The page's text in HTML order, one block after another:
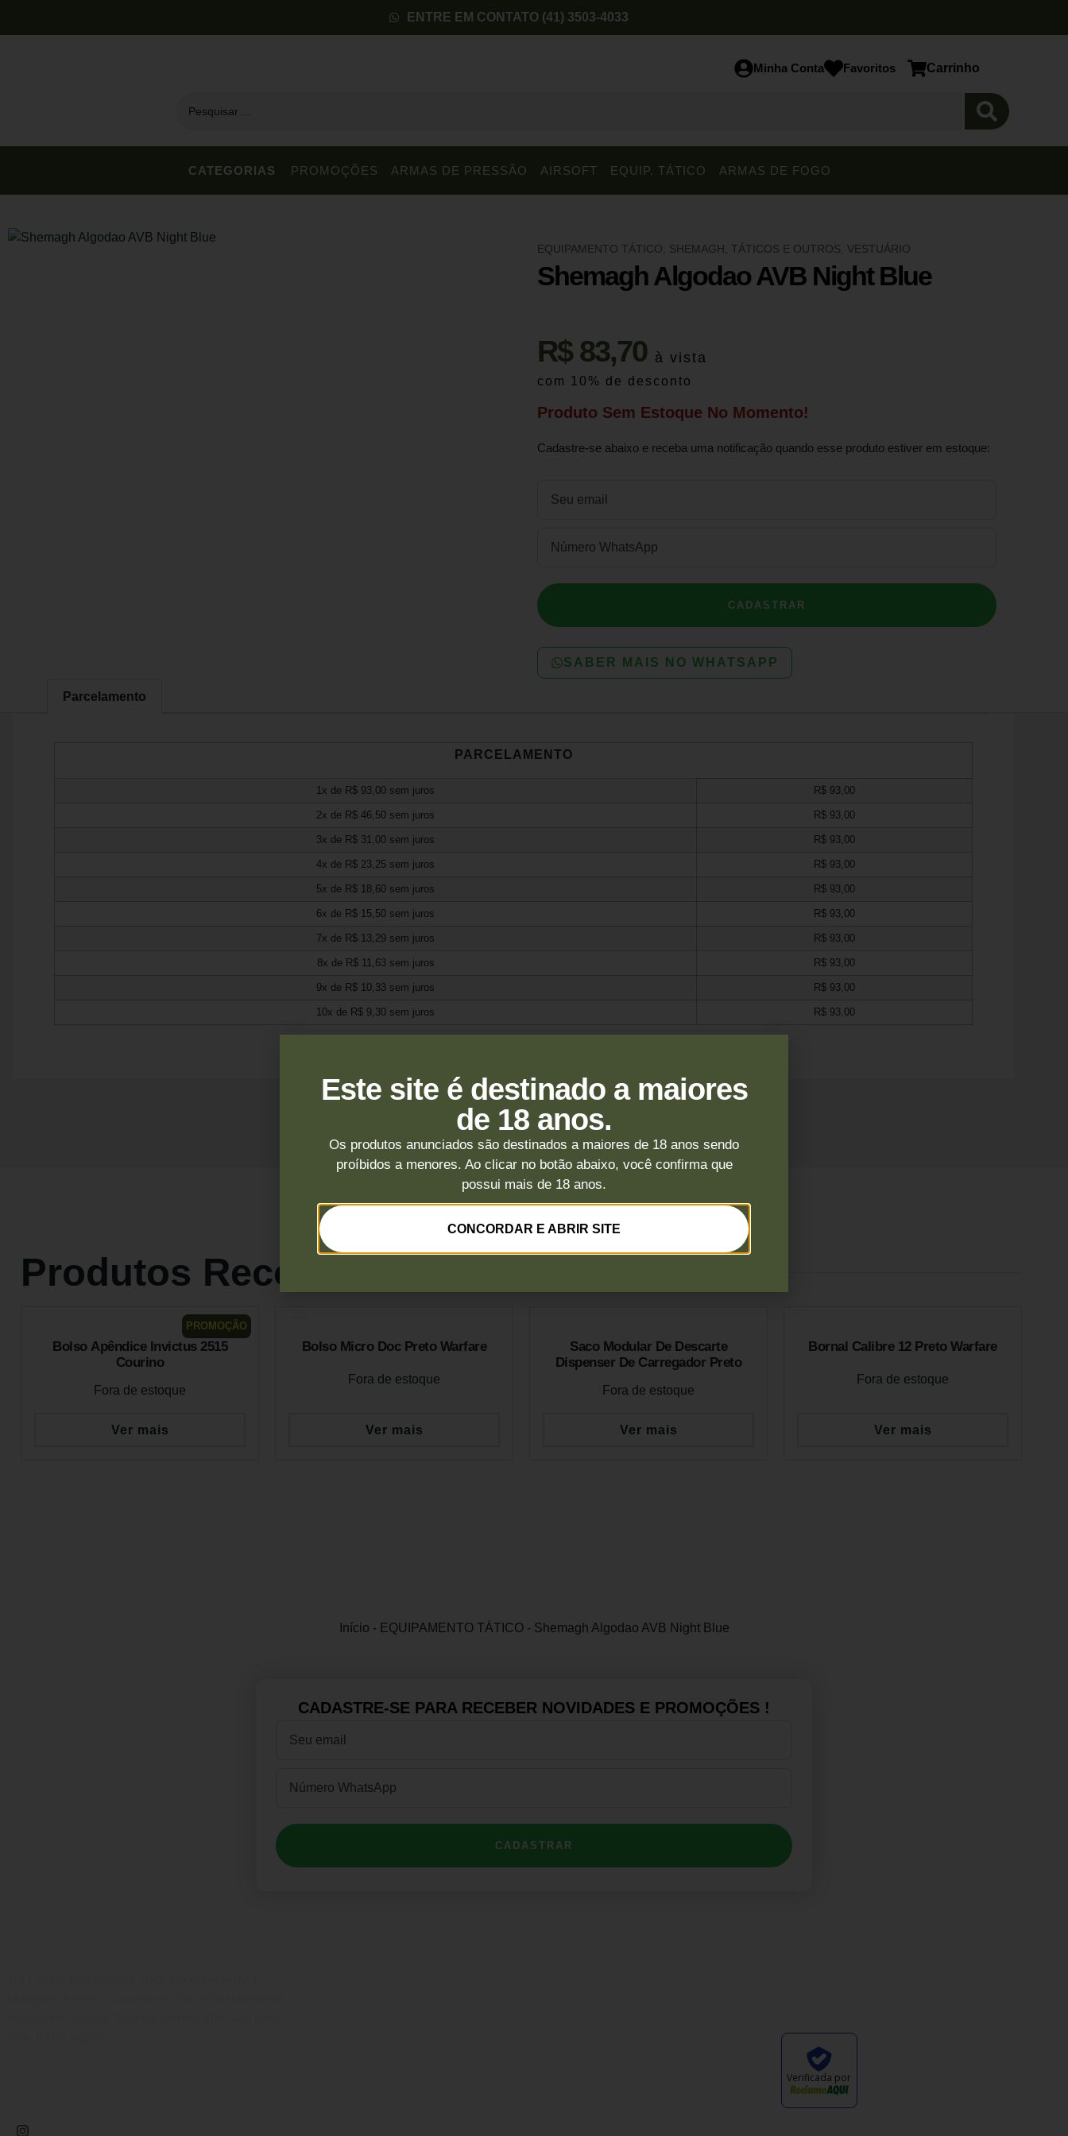
ENTRE EM CONTATO (41) 3503-4033
Minha Conta Favoritos Carrinho
CATEGORIAS PROMOÇÕES ARMAS DE PRESSÃO AIRSOFT EQUIP. TÁTICO ARMAS DE FOGO
EQUIPAMENTO TÁTICO SHEMAGH TÁTICOS E OUTROS VESTUÁRIO
Shemagh Algodao AVB Night Blue
R$83,70 à vista
com 10% de desconto
Produto Sem Estoque No Momento!
Cadastre-se abaixo e receba uma notificação quando esse produto estiver em estoque:
CADASTRAR
SABER MAIS NO WHATSAPP
Parcelamento
PARCELAMENTO
1x de R$ 93,00 sem juros R$ 93,00
2x de R$ 46,50 sem juros R$ 93,00
3x de R$ 31,00 sem juros R$ 93,00
4x de R$ 23,25 sem juros R$ 93,00
5x de R$ 18,60 sem juros R$ 93,00
6x de R$ 15,50 sem juros R$ 93,00
7x de R$ 13,29 sem juros R$ 93,00
8x de R$11,63sem juros R$ 93,00
9x de R$ 10,33 sem juros R$ 93,00
10x de R$ 9,30 sem juros R$ 93,00
Produtos Recomendados
PROMOÇÃO
Bolso Apêndice Invictus 2515
Courino
Fora de estoque
Ver mais
Bolso Micro Doc Preto Warfare
Fora de estoque
Ver mais
Saco Modular De Descarte
Dispenser De Carregador Preto
Fora de estoque
Ver mais
Bornal Calibre 12 Preto Warfare
Fora de estoque
Ver mais
Início - EQUIPAMENTO TÁTICO- Shemagh Algodao AVB Night Blue
CADASTRE-SE PARA RECEBER NOVIDADES E PROMOÇÕES !
CADASTRAR
Verificada por
Este site é destinado a maiores
de 18 anos.
Os produtos anunciados são destinados a maiores de 18 anos sendo
proíbidos a menores. Ao clicar no botão abaixo, você confirma que
possui mais de 18 anos.
CONCORDAR E ABRIR SITE